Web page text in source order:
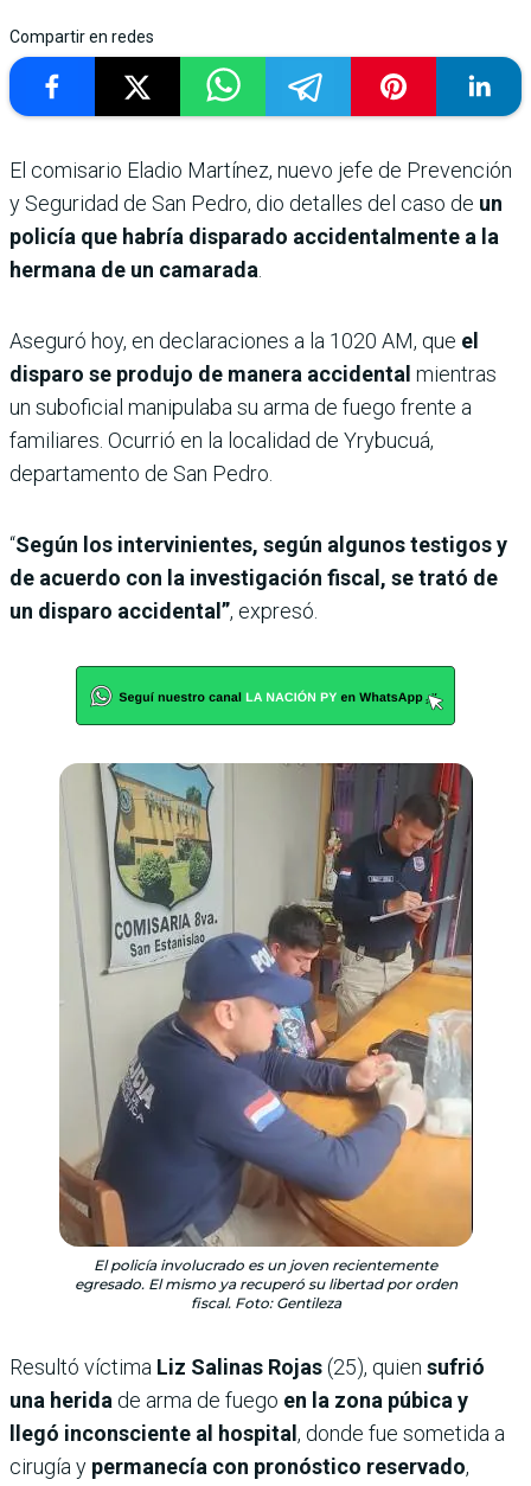
Compartir en redes
El comisario Eladio Martínez, nuevo jefe de Prevención
y Seguridad de San Pedro, dio detalles del caso de un
policía que habría disparado accidentalmente a la
hermana de un camarada
Aseguró hoy, en declaraciones a la 1020 AM, que el
disparo se produjo de manera accidental mientras
un suboficial manipulaba su arma de fuego frente a
familiares. Ocurrió en la localidad de Yrybucuá,
departamento de San Pedro.
“Según los intervinientes, según algunos testigos y
de acuerdo con la investigación fiscal, se trató de
un disparo accidental”, expresó.
El policía involucrado es un joven recientemente
egresado. El mismo ya recuperó su libertad por orden
fiscal. Foto: Gentileza
Resultó víctima Liz Salinas Rojas(25), quien sufrió
una herida de arma de fuego en la zona púbica y
llegó inconsciente al hospital , donde fue sometida a
cirugía y permanecía con pronóstico reservado,